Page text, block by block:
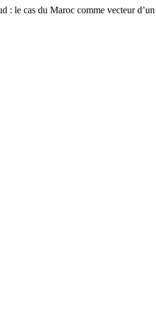
cas du Maroc comme vecteur